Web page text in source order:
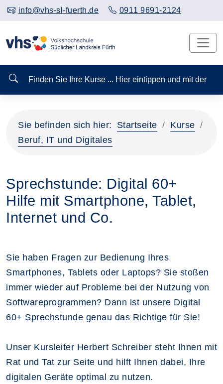
info@vhs-sl-fuerth.de 0911 9691-2124
Finden Sie Ihre Kurse ... Hier eintippen und mit
Sie befinden sich hier: Startseite
Kurse
Beruf, IT und Digitales
Sprechstunde: Digital 60+
Hilfe mit Smartphone, Tablet,
Internet und Co.
Sie haben Fragen zur Bedienung Ihres
Smartphones, Tablets oder Laptops? Sie stoßen
immer wieder auf Probleme bei der Nutzung von
Softwareprogrammen? Dann ist unsere Digital
60+ Sprechstunde genau das Richtige für Sie!
Unser Kursleiter Herbert Schreiber steht Ihnen mit
Rat und Tat zur Seite und hilft Ihnen dabei, Ihre
digitalen Geräte optimal zu nutzen.